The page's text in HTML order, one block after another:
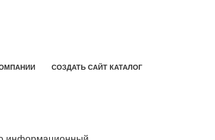
СОЗДАТЬ САЙТ КАТАЛОГ